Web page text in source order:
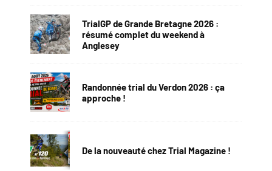
TrialGP de Grande Bretagne 2026 :
résumé complet du weekend à
Anglesey
Randonnée trial du Verdon 2026 : ça
approche !
De la nouveauté chez Trial Magazine !